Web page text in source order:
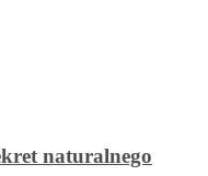
naturalnego